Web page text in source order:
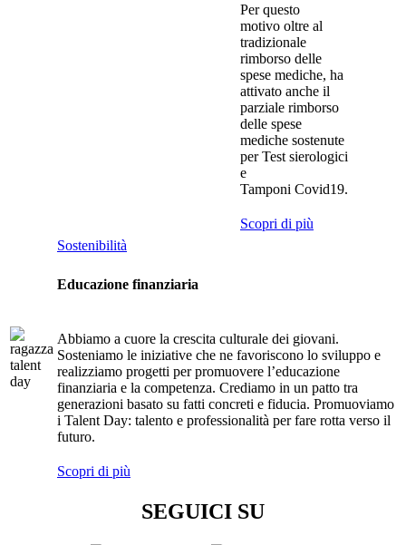
Per questo
motivo oltre al
tradizionale
rimborso delle
spese mediche, ha
attivato anche il
parziale rimborso
delle spese
mediche sostenute
per Test sierologici
e
Tamponi Covid19.
Scopri di più
Sostenibilità
Educazione finanziaria
Abbiamo a cuore la crescita culturale dei giovani.
Sosteniamo le iniziative che ne favoriscono lo sviluppo e
realizziamo progetti per promuovere l’educazione
finanziaria e la competenza. Crediamo in un patto tra
generazioni basato su fatti concreti e fiducia. Promuoviamo
i Talent Day: talento e professionalità per fare rotta verso il
futuro.
Scopri di più
SEGUICI SU